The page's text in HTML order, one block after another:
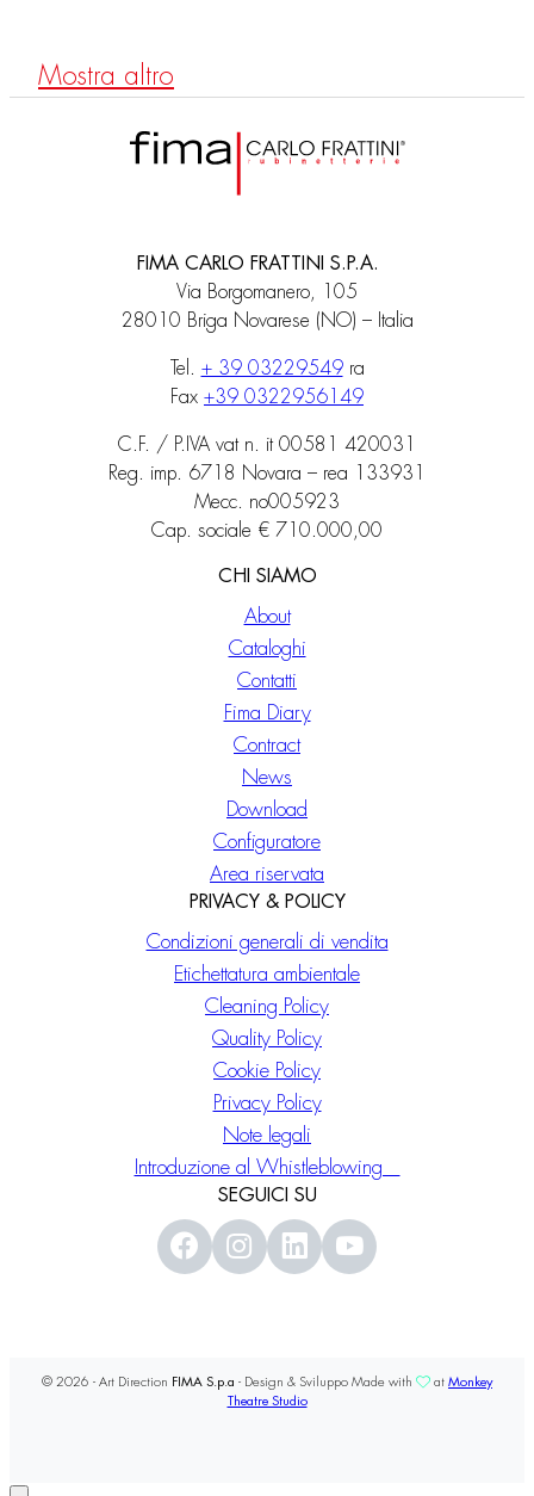
Mostra altro
FIMA CARLO FRATTINI S.P.A.
Via Borgomanero, 105
28010 Briga Novarese (NO) – Italia
Tel. + 39 03229549ra
Fax +39 0322956149
C.F. / P.IVA vat n. it 00581 420031
Reg. imp. 6718 Novara – rea 133931
Mecc. no005923
Cap. sociale € 710.000,00
CHI SIAMO
About
Cataloghi
Contatti
Fima Diary
Contract
News
Download
Configuratore
Area riservata
PRIVACY & POLICY
Condizioni generali di vendita
Etichettatura ambientale
Cleaning Policy
Quality Policy
Cookie Policy
Privacy Policy
Note legali
Introduzione al Whistleblowing
SEGUICI SU
© 2026 - Art Direction FIMA S.p.a - Design & Sviluppo Made with at Monkey
Theatre Studio